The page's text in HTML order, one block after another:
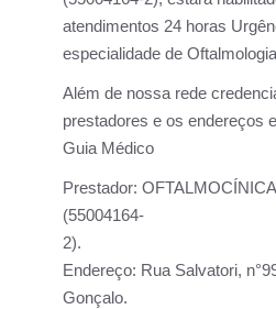
atendimentos 24 horas
especialidade de
Além de nossa rede
prestadores e os endereços
Guia Médico
Prestador:
(55004164-
Endereço: Rua Salvatori,
Gonçalo.